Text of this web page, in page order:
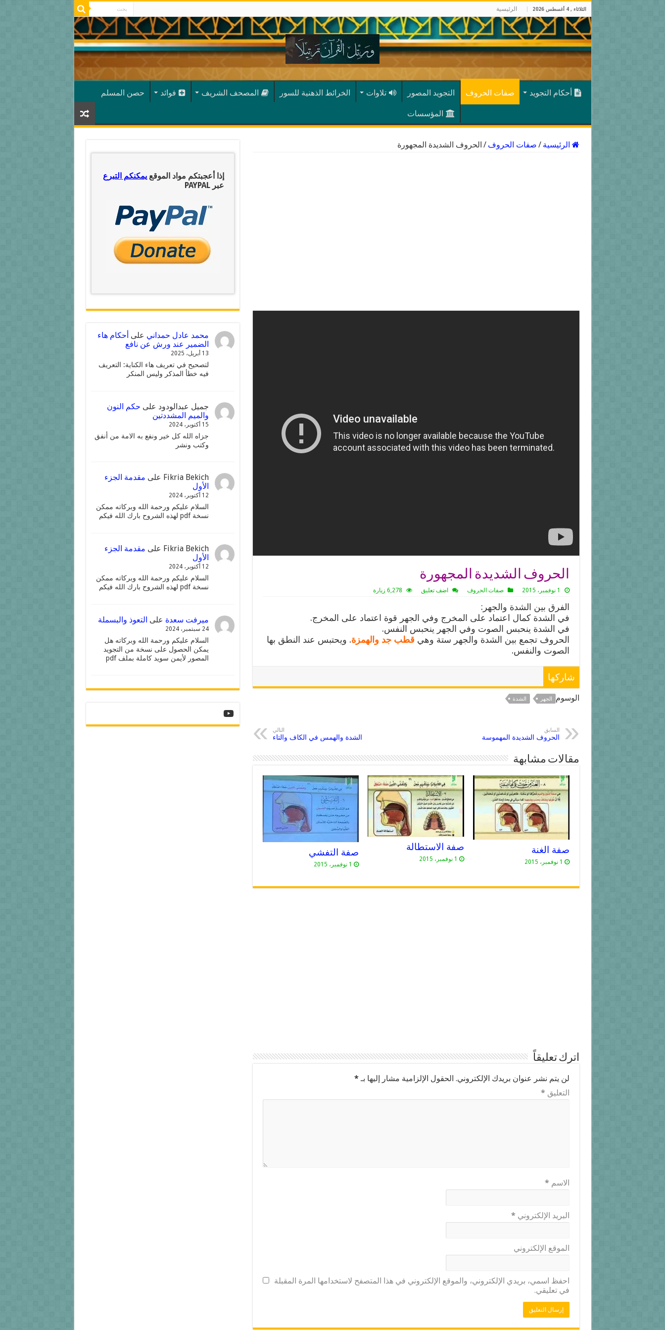
الثلاثاء , 4 أغسطس 2026 الرئيسية
أحكام التجويد صفات الحروف التجويد المصور تلاوات الخرائط الذهنية للسور المصحف الشريف فوائد حصن المسلم
المؤسسات
الرئيسية / صفات الحروف / الحروف الشديدة المجهورة
الحروف الشديدة المجهورة
1 نوفمبر، 2015 صفات الحروف اضف تعليق 6,278 زيارة
الفرق بين الشدة والجهر:
في الشدة كمال اعتماد على المخرج وفي الجهر قوة اعتماد على المخرج.
في الشدة ينحبس الصوت وفي الجهر ينحبس النفس.
الحروف تجمع بين الشدة والجهر ستة وهي قطب جد والهمزة. ويحتبس عند النطق بها
الصوت والنفس.
شاركها
الوسوم الجهر الشدة
السابق
الحروف الشديدة المهموسة
التالي
الشدة والهمس في الكاف والتاء
مقالات مشابهة
صفة الغنة
1 نوفمبر، 2015
صفة الاستطالة
1 نوفمبر، 2015
صفة التفشي
1 نوفمبر، 2015
اترك تعليقاً
لن يتم نشر عنوان بريدك الإلكتروني. الحقول الإلزامية مشار إليها بـ*
التعليق *
الاسم *
البريد الإلكتروني *
الموقع الإلكتروني
احفظ اسمي، بريدي الإلكتروني، والموقع الإلكتروني في هذا المتصفح لاستخدامها المرة المقبلة
في تعليقي.
إذا أعجبتكم مواد الموقع يمكنكم التبرع
عبر PAYPAL
محمد عادل حمداني على أحكام هاء
الضمير عند ورش عن نافع
13 أبريل، 2025
لتصحيح في تعريف هاء الكناية: التعريف
فيه خطأ المذكر وليس المنكر
جميل عبدالودود على حكم النون
والميم المشددتين
15 أكتوبر، 2024
جزاه الله كل خير ونفع به الامة من أنفق
وكتب ونشر
Fikria Bekich على مقدمة الجزء
الأول
12 أكتوبر، 2024
السلام عليكم ورحمة الله وبركاته ممكن
نسخة pdf لهذه الشروح بارك الله فيكم
Fikria Bekich على مقدمة الجزء
الأول
12 أكتوبر، 2024
السلام عليكم ورحمة الله وبركاته ممكن
نسخة pdf لهذه الشروح بارك الله فيكم
ميرفت سعدة على التعوذ والبسملة
24 سبتمبر، 2024
السلام عليكم ورحمة الله وبركاته هل
يمكن الحصول على نسخة من التجويد
المصور لأيمن سويد كاملة بملف pdf